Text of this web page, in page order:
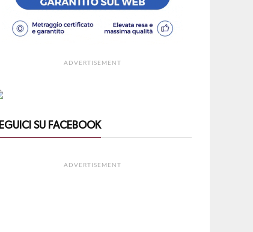
ADVERTISEMENT
SU FACEBOOK
ADVERTISEMENT